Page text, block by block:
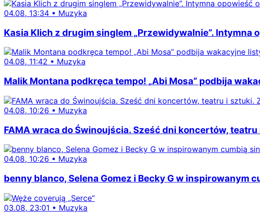
04.08, 13:34 • Muzyka
Kasia Klich z drugim singlem „Przewidywalnie”. Intymna
04.08, 11:42 • Muzyka
Malik Montana podkręca tempo! „Abi Mosa” podbija
04.08, 10:26 • Muzyka
FAMA wraca do Świnoujścia. Sześć dni koncertów,
04.08, 10:26 • Muzyka
benny blanco, Selena Gomez i Becky G w inspirowanym
03.08, 23:01 • Muzyka